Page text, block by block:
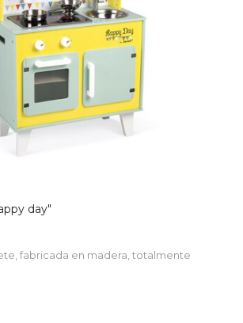
day"
fabricada en madera, totalmente